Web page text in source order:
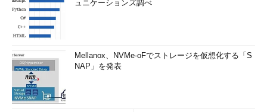
ュニケーションズ調べ
Mellanox、NVMe-oFでストレージを仮想化する「S
NAP」を発表